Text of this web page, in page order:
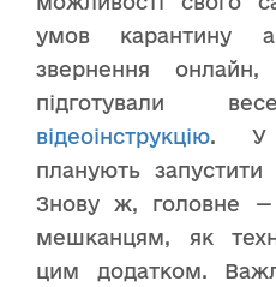
умов карантину
звернення
підготували
відеоінструкцію. У
планують запустити
Знову ж, головне
мешканцям, як
цим додатком.